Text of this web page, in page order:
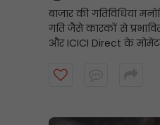
पिक्स
बाजार की गतिविधियां
गति जैसे कारकों से
और ICICI Direct के
अनुशंसाएं प्रदान करते हैं